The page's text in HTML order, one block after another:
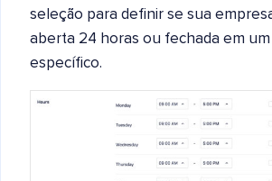
seleção para definir se sua
aberta 24 horas ou fechada em um
específico.